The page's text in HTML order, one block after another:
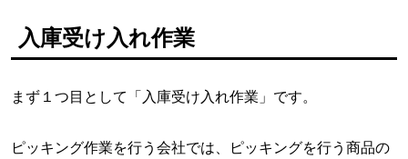
入庫受け入れ作業
まず１つ目として「入庫受け入れ作業」です。
ピッキング作業を行う会社では、ピッキングを行う商品の